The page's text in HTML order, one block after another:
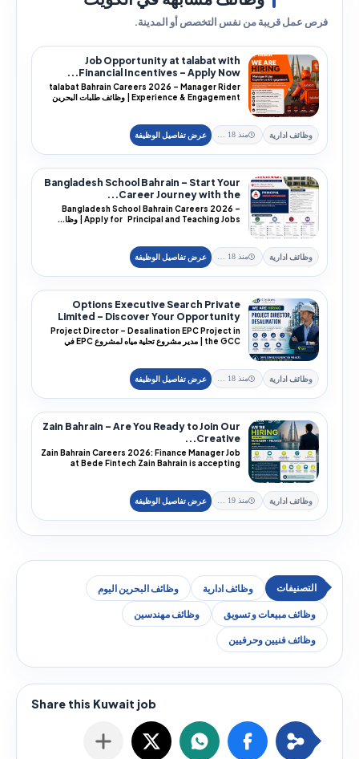
فرص عمل قريبة من نفس التخصص أو المدينة.
Job Opportunity at talabat with
Financial Incentives – Apply Now...
talabat Bahrain Careers 2026 – Manager Rider
Experience & Engagement | وظائف طلبات البحرين
وظائف ادارية منذ 18 يوم
Bangladesh School Bahrain – Start Your
Career Journey with the...
Bangladesh School Bahrain Careers 2026 –
Apply for Principal and Teaching Jobs | وظا...
وظائف ادارية منذ 18 يوم
Options Executive Search Private
Limited – Discover Your Opportunity
with...
Project Director – Desalination EPC Project in
the GCC | مدير مشروع تحلية مياه لمشروع EPC في
وظائف ادارية منذ 18 يوم
Zain Bahrain – Are You Ready to Join Our
Creative...
Zain Bahrain Careers 2026: Finance Manager Job
at Bede Fintech Zain Bahrain is accepting
technology subsidiary in Bahrain. The official
vacancy is published under reference
وظائف ادارية منذ 19 يوم
وظائف ادارية وظائف البحرين اليوم
وظائف مبيعات و تسويق وظائف مهندسين
وظائف فنيين وحرفيين